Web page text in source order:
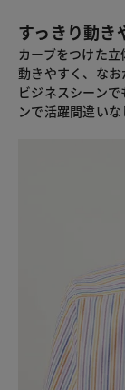
すっきり動き
カーブをつけた立
動きやすく、なお
ビジネスシーン
ンで活躍間違いな